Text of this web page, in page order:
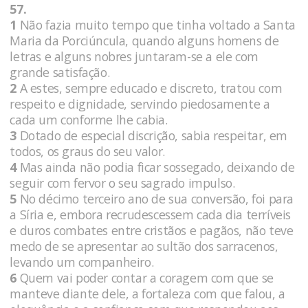
57.
1 Não fazia muito tempo que tinha voltado a Santa
Maria da Porciúncula, quando alguns homens de
letras e alguns nobres juntaram-se a ele com
grande satisfação.
2 A estes, sempre educado e discreto, tratou com
respeito e dignidade, servindo piedosamente a
cada um conforme lhe cabia.
3 Dotado de especial discrição, sabia respeitar, em
todos, os graus do seu valor.
4Mas ainda não podia ficar sossegado, deixando de
seguir com fervor o seu sagrado impulso.
5 No décimo terceiro ano de sua conversão, foi para
a Síria e, embora recrudescessem cada dia terríveis
e duros combates entre cristãos e pagãos, não teve
medo de se apresentar ao sultão dos sarracenos,
levando um companheiro.
6 Quem vai poder contar a coragem com que se
manteve diante dele, a fortaleza com que falou, a